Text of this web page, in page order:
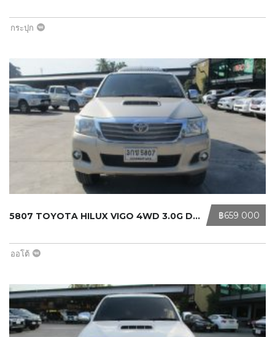
กระปุก
‎฿659 000
5807 TOYOTA HILUX VIGO 4WD 3.0G DOU ...
ออโต้